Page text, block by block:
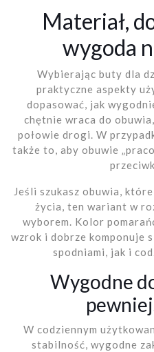
Materiał,
wygoda
Wybierając buty dla
praktyczne aspekty
dopasować, jak
chętnie wraca do
połowie drogi. W
także to, aby obuwie
Jeśli szukasz obuwia,
życia, ten wariant w
wyborem. Kolor
wzrok i dobrze komponuje
spodniami, jak i
Wygodne
W codziennym
stabilność, wygodne